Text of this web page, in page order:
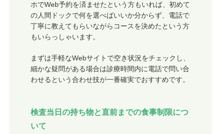
ホでWeb予約を済ませたという方もいれば、初めて
の人間ドックで何を選べばいいか分からず、電話で
丁寧に教えてもらいながらコースを決めたという方
もいらっしゃいます。
まずは手軽なWebサイトで空き状況をチェックし、
細かな疑問がある場合は診療時間内に電話で問い合
わせるという合わせ技が一番確実でおすすめです。
検査当日の持ち物と直前までの食事制限につ
いて